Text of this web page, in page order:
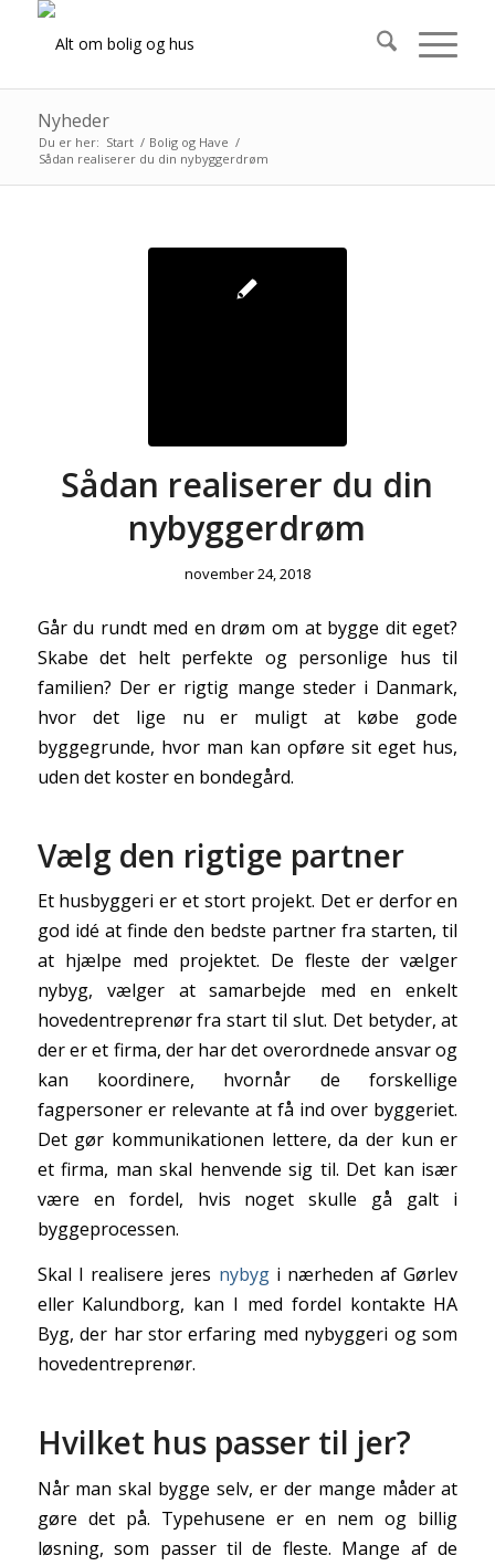
Nyheder
Du er her: Start / Bolig og Have /
Sådan realiserer du din nybyggerdrøm
Sådan realiserer du din
nybyggerdrøm
november 24, 2018
Går du rundt med en drøm om at bygge dit eget?
Skabe det helt perfekte og personlige hus til
familien? Der er rigtig mange steder i Danmark,
hvor det lige nu er muligt at købe gode
byggegrunde, hvor man kan opføre sit eget hus,
uden det koster en bondegård.
Vælg den rigtige partner
Et husbyggeri er et stort projekt. Det er derfor en
god idé at finde den bedste partner fra starten, til
at hjælpe med projektet. De fleste der vælger
nybyg, vælger at samarbejde med en enkelt
hovedentreprenør fra start til slut. Det betyder, at
der er et firma, der har det overordnede ansvar og
kan koordinere, hvornår de forskellige
fagpersoner er relevante at få ind over byggeriet.
Det gør kommunikationen lettere, da der kun er
et firma, man skal henvende sig til. Det kan især
være en fordel, hvis noget skulle gå galt i
byggeprocessen.
Skal I realisere jeres nybygi nærheden af Gørlev
eller Kalundborg, kan I med fordel kontakte HA
Byg, der har stor erfaring med nybyggeri og som
hovedentreprenør.
Hvilket hus passer til jer?
Når man skal bygge selv, er der mange måder at
gøre det på. Typehusene er en nem og billig
løsning, som passer til de fleste. Mange af de